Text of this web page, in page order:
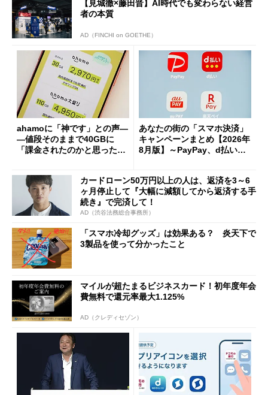
【見城徹×藤田晋】AI時代でも変わらない経営
者の本質
AD（FINCHI on GOETHE）
ahamoに「神です」との声―
―値段そのままで40GBに
「課金されたのかと思った」
あなたの街の「スマホ決済」
キャンペーンまとめ【2026年
8月版】～PayPay、d払い、a
カードローン50万円以上の人は、返済を3～6
ヶ月停止して『大幅に減額してから返済する手
続き』で完済して！
AD（渋谷法務総合事務所）
「スマホ冷却グッズ」は効果ある？ 炎天下で
3製品を使って分かったこと
マイルが超たまるビジネスカード！初年度年会
費無料で還元率最大1.125%
AD（クレディセゾン）